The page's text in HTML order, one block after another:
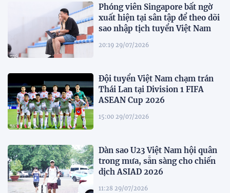
Phóng viên Singapore bất ngờ
xuất hiện tại sân tập để theo dõi
sao nhập tịch tuyển Việt Nam
20:19 29/07/2026
Đội tuyển Việt Nam chạm trán
Thái Lan tại Division 1 FIFA
ASEAN Cup 2026
15:00 29/07/2026
Dàn sao U23 Việt Nam hội quân
trong mưa, sẵn sàng cho chiến
dịch ASIAD 2026
11:28 29/07/2026